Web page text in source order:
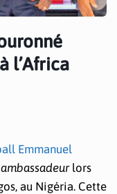
l’Africa
Emmanuel
lors
au Nigéria. Cette